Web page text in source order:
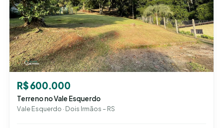
R$ 600.000
Terreno no Vale Esquerdo
Vale Esquerdo · Dois Irmãos – RS